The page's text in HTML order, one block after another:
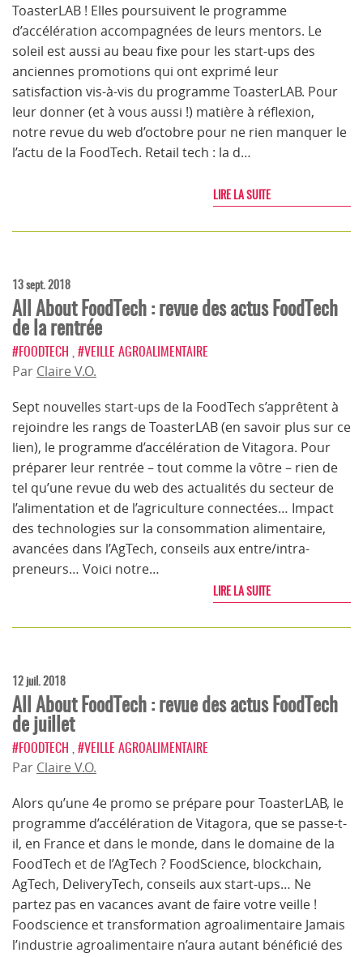
ToasterLAB ! Elles poursuivent le programme
d’accélération accompagnées de leurs mentors. Le
soleil est aussi au beau fixe pour les start-ups des
anciennes promotions qui ont exprimé leur
satisfaction vis-à-vis du programme ToasterLAB. Pour
leur donner (et à vous aussi !) matière à réflexion,
notre revue du web d’octobre pour ne rien manquer le
l’actu de la FoodTech. Retail tech : la d…
LIRE LA SUITE
13 sept. 2018
All About FoodTech : revue des actus FoodTech
de la rentrée
#FOODTECH #VEILLE AGROALIMENTAIRE
Par Claire V.O.
Sept nouvelles start-ups de la FoodTech s’apprêtent à
rejoindre les rangs de ToasterLAB (en savoir plus sur ce
lien), le programme d’accélération de Vitagora. Pour
préparer leur rentrée – tout comme la vôtre – rien de
tel qu’une revue du web des actualités du secteur de
l’alimentation et de l’agriculture connectées… Impact
des technologies sur la consommation alimentaire,
avancées dans l’AgTech, conseils aux entre/intra-
preneurs… Voici notre…
LIRE LA SUITE
12 juil. 2018
All About FoodTech : revue des actus FoodTech
de juillet
#FOODTECH #VEILLE AGROALIMENTAIRE
Par Claire V.O.
Alors qu’une 4e promo se prépare pour ToasterLAB, le
programme d’accélération de Vitagora, que se passe-t-
il, en France et dans le monde, dans le domaine de la
FoodTech et de l’AgTech ? FoodScience, blockchain,
AgTech, DeliveryTech, conseils aux start-ups… Ne
partez pas en vacances avant de faire votre veille !
Foodscience et transformation agroalimentaire Jamais
l’industrie agroalimentaire n’aura autant bénéficié des